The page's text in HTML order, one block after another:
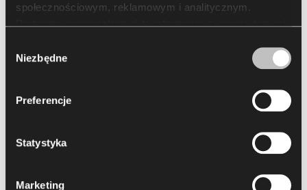
społecznościowym, reklamowym i analitycznym.
Partnerzy mogą połączyć te informacje z innymi danymi
korzystania z ich usług. Korzystanie z plików cookie
preferencji użytkownika wymaga Twojej zgody, którą
możesz wyrazić, klikając „Zezwól na wszystkie”. Jeżeli
wybór”. Wyrażoną zgodę/zgody możesz wycofać w
każdym momencie, zmieniając wybrane ustawienia.
celach związane jest z przetwarzaniem Twoich danych
zgody
Niezbędne
Preferencje
Statystyka
Marketing
Wybierz wszystko(7) Wyczyść zaznaczenie